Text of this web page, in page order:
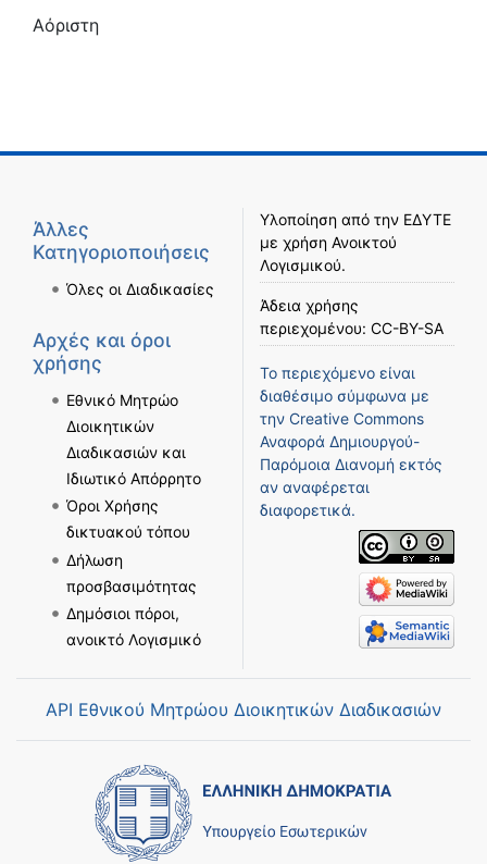
Αόριστη
Άλλες
Κατηγοριοποιήσεις
Όλες οι Διαδικασίες
Αρχές και όροι
χρήσης
Εθνικό Μητρώο
Διοικητικών
Διαδικασιών και
Ιδιωτικό Απόρρητο
Όροι Χρήσης
δικτυακού τόπου
Δήλωση
προσβασιμότητας
Δημόσιοι πόροι,
ανοικτό Λογισμικό
Υλοποίηση από την ΕΔΥΤΕ
με χρήση Ανοικτού
Λογισμικού.
Άδεια χρήσης
περιεχομένου: CC-BY-SA
Το περιεχόμενο είναι
διαθέσιμο σύμφωνα με
την Creative Commons
Αναφορά Δημιουργού-
Παρόμοια Διανομή εκτός
αν αναφέρεται
διαφορετικά.
API Εθνικού Μητρώου Διοικητικών Διαδικασιών